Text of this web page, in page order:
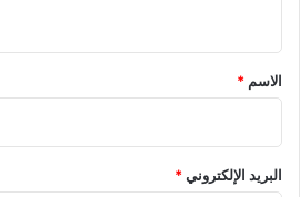
*
الاسم *
البريد الإلكتروني*